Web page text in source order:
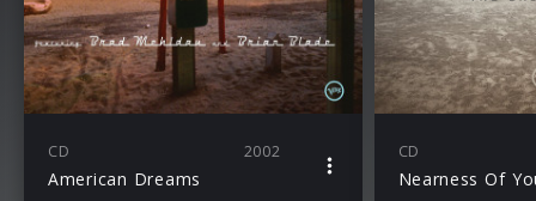
CD 2002
American Dreams
CD